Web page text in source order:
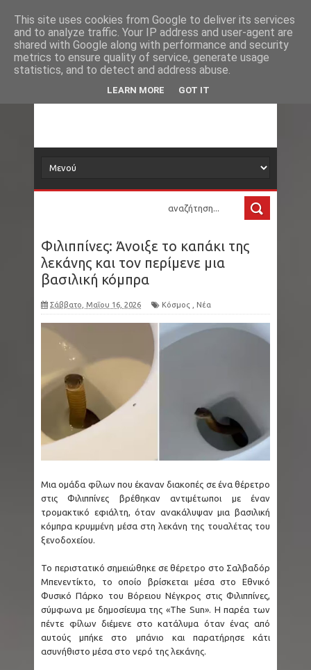
Νέα Loading...
δορυφόρος
Τα νέα όλου του κόσμου στο πιάτο σας
Φιλιππίνες: Άνοιξε το καπάκι της
λεκάνης και τον περίμενε μια
βασιλική κόμπρα
Σάββατο, Μαΐου 16, 2026 Κόσμος Νέα
Μια ομάδα φίλων που έκαναν διακοπές σε ένα θέρετρο
στις Φιλιππίνες βρέθηκαν αντιμέτωποι με έναν
τρομακτικό εφιάλτη, όταν ανακάλυψαν μια βασιλική
κόμπρα κρυμμένη μέσα στη λεκάνη της τουαλέτας του
ξενοδοχείου.
Το περιστατικό σημειώθηκε σε θέρετρο στο Σαλβαδόρ
Μπενεντίκτο, το οποίο βρίσκεται μέσα στο Εθνικό
Φυσικό Πάρκο του Βόρειου Νέγκρος στις Φιλιππίνες,
σύμφωνα με δημοσίευμα της «The Sun». Η παρέα των
πέντε φίλων διέμενε στο κατάλυμα όταν ένας από
αυτούς μπήκε στο μπάνιο και παρατήρησε κάτι
ασυνήθιστο μέσα στο νερό της λεκάνης.
This site uses cookies from Google to deliver its services
and to analyze traffic. Your IP address and user-agent are
shared with Google along with performance and security
metrics to ensure quality of service, generate usage
statistics, and to detect and address abuse.
LEARN MORE GOT IT